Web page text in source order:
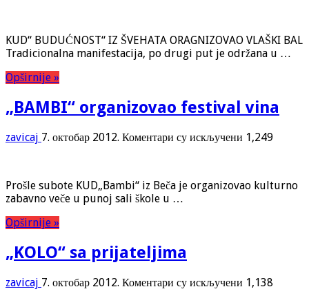
švehata
oragnizovao
KUD“ BUDUĆNOST“ IZ ŠVEHATA ORAGNIZOVAO VLAŠKI BAL
Tradicionalna manifestacija, po drugi put je održana u …
Opširnije »
„BAMBI“ organizovao festival vina
zavicaj 7. октобар 2012. Коментари су искључени на
vina
1,249
Prošle subote KUD„Bambi“ iz Beča je organizovao kulturno
zabavno veče u punoj sali škole u …
Opširnije »
„KOLO“ sa prijateljima
zavicaj 7. октобар 2012. Коментари су искључени на
1,138